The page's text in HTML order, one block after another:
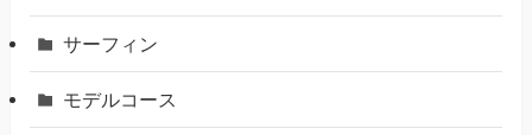
サーフィン
モデルコース